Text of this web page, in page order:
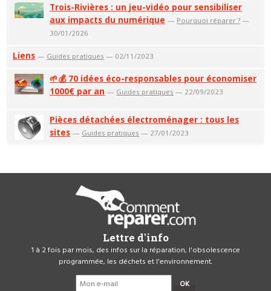
Trois-Rivières : un jeu-vidéo pour sensibiliser
aux impacts du numérique — Pourquoi réparer ? —
30/01/2026
Liens — Guides pratiques — 02/11/2023
🌱💰 70 idées éco-responsables pour économiser
1000€ par an — Guides pratiques — 22/09/2023
Pièces détachées électroménager : tous les
sites — Guides pratiques — 27/01/2023
Lettre d'info
1 à 2 fois par mois, des infos sur la réparation, l'obsolescence
programmée, les déchets et l'environnement.
OK